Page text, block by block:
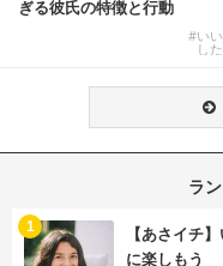
ぎる彼氏の特徴と行動
#い
し
ラ
【あさイチ
に楽しもう
1